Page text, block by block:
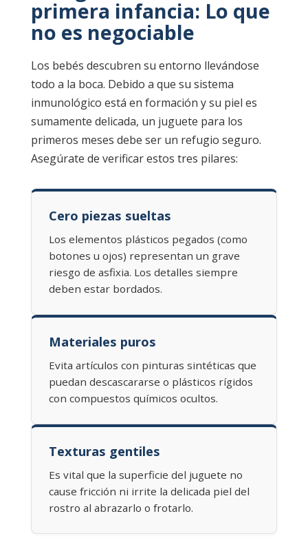
primera infancia: Lo que
no es negociable
Los bebés descubren su entorno llevándose
todo a la boca. Debido a que su sistema
inmunológico está en formación y su piel es
sumamente delicada, un juguete para los
primeros meses debe ser un refugio seguro.
Asegúrate de verificar estos tres pilares:
Cero piezas sueltas
Los elementos plásticos pegados (como
botones u ojos) representan un grave
riesgo de asfixia. Los detalles siempre
deben estar bordados.
Materiales puros
Evita artículos con pinturas sintéticas que
puedan descascararse o plásticos rígidos
con compuestos químicos ocultos.
Texturas gentiles
Es vital que la superficie del juguete no
cause fricción ni irrite la delicada piel del
rostro al abrazarlo o frotarlo.